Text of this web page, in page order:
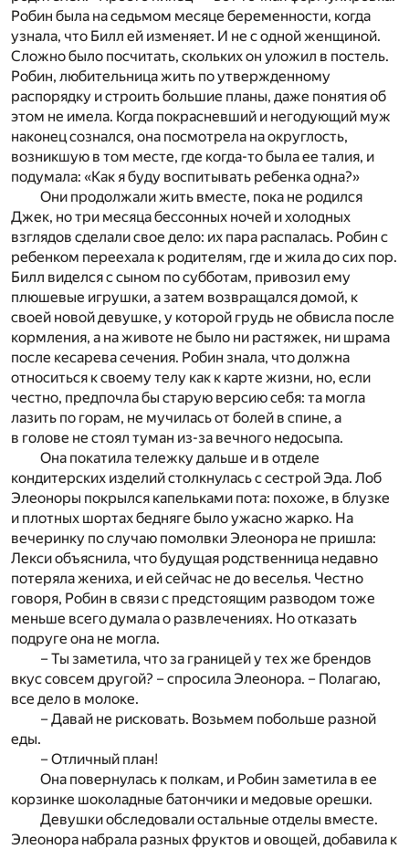
Робин была на седьмом месяце беременности, когда
узнала, что Билл ей изменяет. И не с одной женщиной.
Сложно было посчитать, скольких он уложил в постель.
Робин, любительница жить по утвержденному
распорядку и строить большие планы, даже понятия об
этом не имела. Когда покрасневший и негодующий муж
наконец сознался, она посмотрела на округлость,
возникшую в том месте, где когда-то была ее талия, и
подумала: «Как я буду воспитывать ребенка одна?»
Они продолжали жить вместе, пока не родился
Джек, но три месяца бессонных ночей и холодных
взглядов сделали свое дело: их пара распалась. Робин с
ребенком переехала к родителям, где и жила до сих пор.
Билл виделся с сыном по субботам, привозил ему
плюшевые игрушки, а затем возвращался домой, к
своей новой девушке, у которой грудь не обвисла после
кормления, а на животе не было ни растяжек, ни шрама
после кесарева сечения. Робин знала, что должна
относиться к своему телу как к карте жизни, но, если
честно, предпочла бы старую версию себя: та могла
лазить по горам, не мучилась от болей в спине, а
в голове не стоял туман из-за вечного недосыпа.
Она покатила тележку дальше и в отделе
кондитерских изделий столкнулась с сестрой Эда. Лоб
Элеоноры покрылся капельками пота: похоже, в блузке
и плотных шортах бедняге было ужасно жарко. На
вечеринку по случаю помолвки Элеонора не пришла:
Лекси объяснила, что будущая родственница недавно
потеряла жениха, и ей сейчас не до веселья. Честно
говоря, Робин в связи с предстоящим разводом тоже
меньше всего думала о развлечениях. Но отказать
подруге она не могла.
– Ты заметила, что за границей у тех же брендов
вкус совсем другой? – спросила Элеонора. – Полагаю,
все дело в молоке.
– Давай не рисковать. Возьмем побольше разной
еды.
– Отличный план!
Она повернулась к полкам, и Робин заметила в ее
корзинке шоколадные батончики и медовые орешки.
Девушки обследовали остальные отделы вместе.
Элеонора набрала разных фруктов и овощей, добавила к